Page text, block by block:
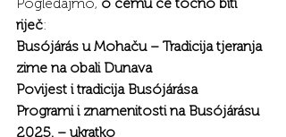
riječ:
Busójárás u Mohaču – Tradicija tjeranja
zime na obali Dunava
Povijest i tradicija Busójárása
Programi i znamenitosti na Busójárásu
2025. – ukratko